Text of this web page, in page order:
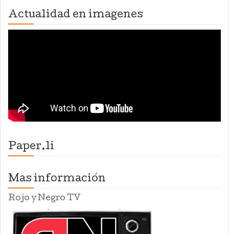
Actualidad en imagenes
Paper.li
Mas información
Rojo y Negro TV